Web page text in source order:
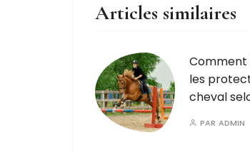
Articles similaires
Comment
les
cheval
PAR ADMIN